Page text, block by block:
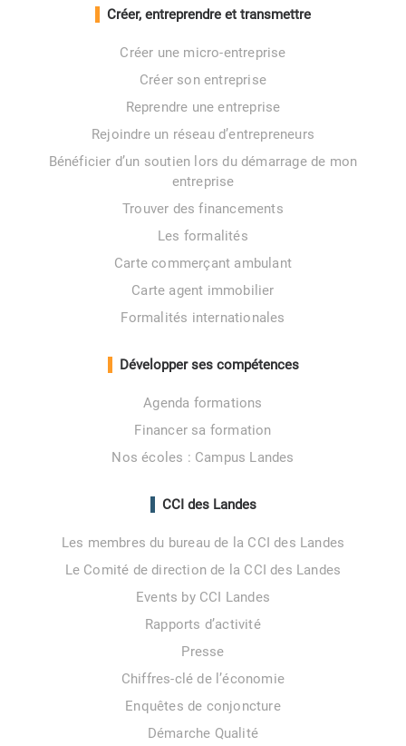
Créer, entreprendre et transmettre
Créer une micro-entreprise
Créer son entreprise
Reprendre une entreprise
Rejoindre un réseau d’entrepreneurs
Bénéficier d’un soutien lors du démarrage de mon
entreprise
Trouver des financements
Les formalités
Carte commerçant ambulant
Carte agent immobilier
Formalités internationales
Développer ses compétences
Agenda formations
Financer sa formation
Nos écoles : Campus Landes
CCI des Landes
Les membres du bureau de la CCI des Landes
Le Comité de direction de la CCI des Landes
Events by CCI Landes
Rapports d’activité
Presse
Chiffres-clé de l’économie
Enquêtes de conjoncture
Démarche Qualité